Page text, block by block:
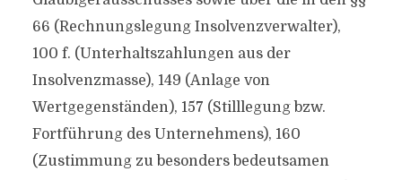
66 (Rechnungslegung Insolvenzverwalter),
100 f. (Unterhaltszahlungen aus der
Insolvenzmasse), 149 (Anlage von
Wertgegenständen), 157 (Stilllegung bzw.
Fortführung des Unternehmens), 160
(Zustimmung zu besonders bedeutsamen